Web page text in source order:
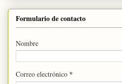
Formulario de contacto
Nombre
Correo electrónico *